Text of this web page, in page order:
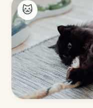
🐱